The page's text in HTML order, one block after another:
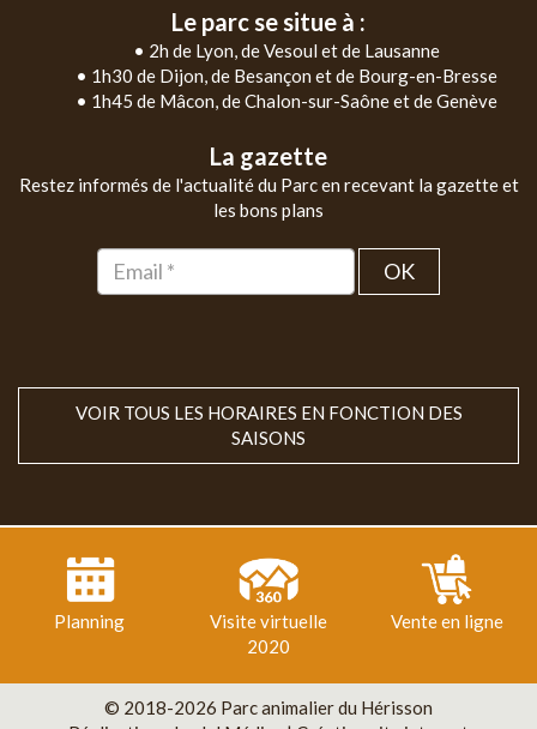
Le parc se situe à :
• 2h de Lyon, de Vesoul et de Lausanne
• 1h30 de Dijon, de Besançon et de Bourg-en-Bresse
• 1h45 de Mâcon, de Chalon-sur-Saône et de Genève
La gazette
Restez informés de l'actualité du Parc en recevant la gazette et
les bons plans
OK
VOIR TOUS LES HORAIRES EN FONCTION DES
SAISONS
Planning
Visite virtuelle
2020
Vente en ligne
© 2018-2026 Parc animalier du Hérisson